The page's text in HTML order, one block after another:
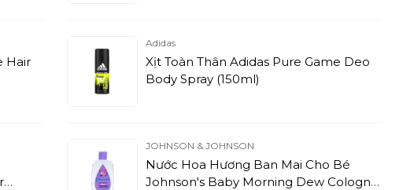
Hair
Adidas
Xịt Toàn Thân Adidas Pure Game Deo
Body Spray (150ml)
JOHNSON & JOHNSON
Nước Hoa Hương Ban Mai Cho Bé
Johnson's Baby Morning Dew Cologne